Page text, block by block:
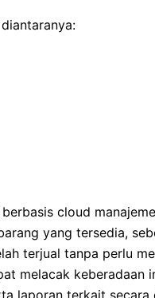
cloud
yang tersedia,
terjual tanpa perlu
melacak keberadaan
laporan terkait secara